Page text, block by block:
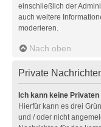
einschließlich der
auch weitere
moderieren.
Nach oben
Private
Ich kann keine
Hierfür kann es drei
und / oder nicht